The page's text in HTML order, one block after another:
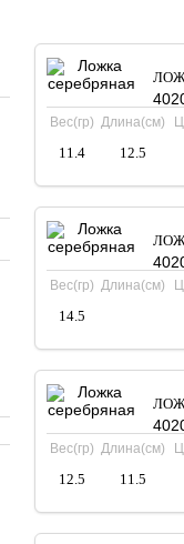
Вес(гр) Длина(см)
11.4 12.5
Вес(гр) Длина(см)
14.5
Вес(гр) Длина(см)
12.5 11.5